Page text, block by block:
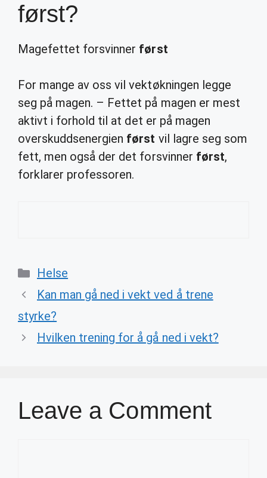
først?
Magefettet forsvinner først
For mange av oss vil vektøkningen legge
seg på magen. – Fettet på magen er mest
aktivt i forhold til at det er på magen
overskuddsenergien først vil lagre seg som
fett, men også der det forsvinner først,
forklarer professoren.
Categories
Helse
Kan man gå ned i vekt ved å trene
styrke?
Hvilken trening for å gå ned i vekt?
Leave a Comment